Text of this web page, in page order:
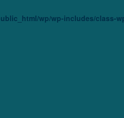
wp/wp-includes/class-